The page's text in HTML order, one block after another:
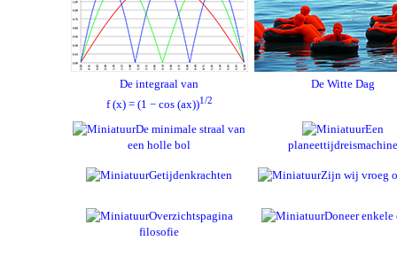
De integraal van
f (x) = (1 − cos (ax))1/2
De Witte Dag
De minimale straal van
een holle bol
Een
planeettijdreismachine
Getijdenkrachten Zijn wij vroeg
Overzichtspagina
filosofie
Doneer enkele